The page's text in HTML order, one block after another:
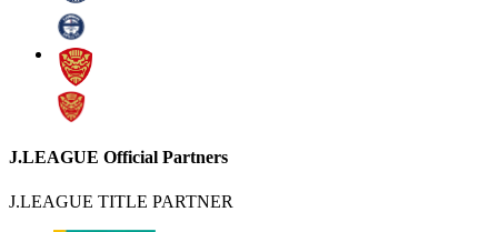
J.LEAGUE Official Partners
J.LEAGUE TITLE PARTNER